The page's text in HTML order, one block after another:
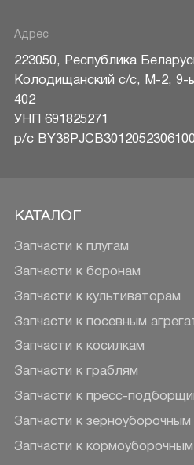
Адрес
223050, Республика
Колодищанский с/с, М-2, 9-
402
УНП 691825271
р/c
КАТАЛОГ
Запчасти к плугам
Запчасти к боронам
Запчасти к культиваторам
Запчасти к посевным
Запчасти к косилкам
Запчасти к граблям
Запчасти к пресс-
Запчасти к
Запчасти к